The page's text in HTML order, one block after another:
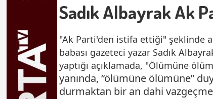
Sadık Albayrak Ak
"Ak Parti'den istifa ettiği" şeklinde
babası gazeteci yazar Sadık
yaptığı açıklamada, "Ölümüne
yanında, “ölümüne ölümüne”
durmaktan bir an dahi